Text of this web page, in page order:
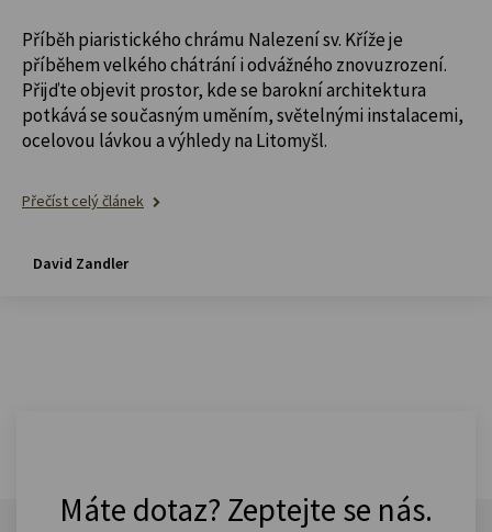
Příběh piaristického chrámu Nalezení sv. Kříže je
příběhem velkého chátrání i odvážného znovuzrození.
Přijďte objevit prostor, kde se barokní architektura
potkává se současným uměním, světelnými instalacemi,
ocelovou lávkou a výhledy na Litomyšl.
Přečíst celý článek
David Zandler
Máte dotaz? Zeptejte se nás.